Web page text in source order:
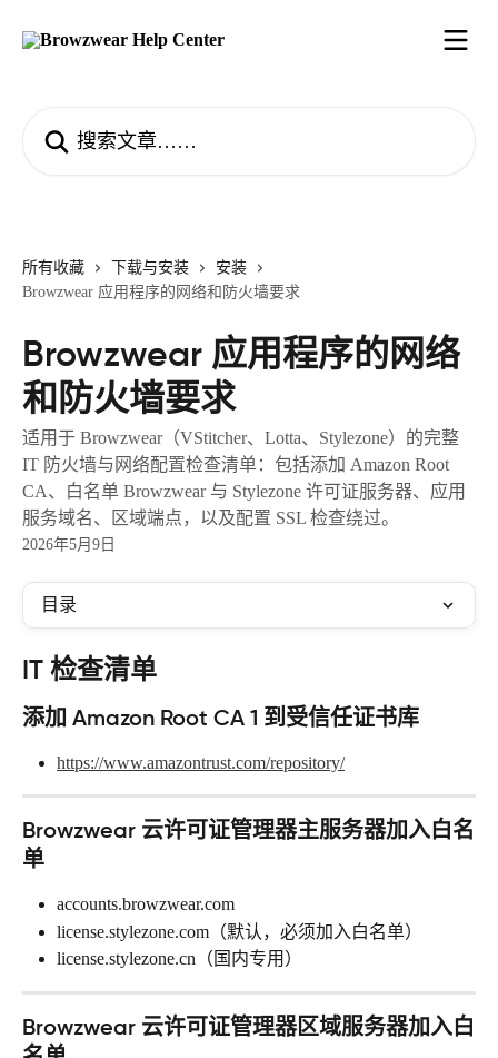
所有收藏 下载与安装
安装
Browzwear 应用程序的网络和防火墙要求
Browzwear 应用程序的网络
和防火墙要求
适用于 Browzwear（VStitcher、Lotta、Stylezone）的完整
IT 防火墙与网络配置检查清单：包括添加 Amazon Root
CA、白名单 Browzwear 与 Stylezone 许可证服务器、应用
服务域名、区域端点，以及配置 SSL 检查绕过。
2026年5月9日
目录
IT 检查清单
添加 Amazon Root CA 1 到受信任证书库
https://www.amazontrust.com/repository/
Browzwear 云许可证管理器主服务器加入白名
单
accounts.browzwear.com
license.stylezone.com（默认，必须加入白名单）
license.stylezone.cn（国内专用）
Browzwear 云许可证管理器区域服务器加入白